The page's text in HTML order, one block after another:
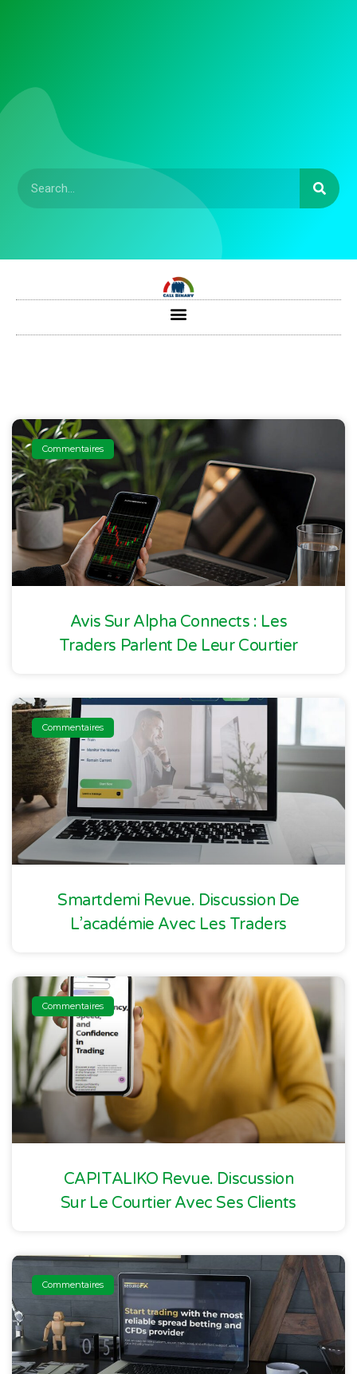
Commentaires
Avis Sur Alpha Connects : Les
Traders Parlent De Leur Courtier
Commentaires
Smartdemi Revue. Discussion De
L’académie Avec Les Traders
Commentaires
CAPITALIKO Revue. Discussion
Sur Le Courtier Avec Ses Clients
Commentaires